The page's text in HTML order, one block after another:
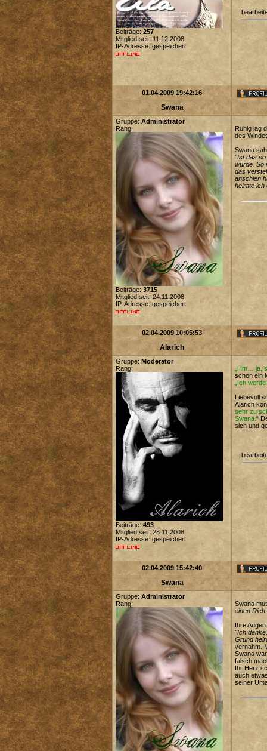
Beiträge: 257
Mitglied seit: 11.12.2008
IP-Adresse: gespeichert
01.04.2009 19:42:16
Swana
Gruppe: Administrator
Rang:
Beiträge: 3715
Mitglied seit: 24.11.2008
IP-Adresse: gespeichert
Ruhig lag
des
Swana
"Ist das
würde. So
das
anschien
heirate ich
02.04.2009 10:05:53
Alarich
Gruppe: Moderator
Rang:
Beiträge: 493
Mitglied seit: 28.11.2008
IP-Adresse: gespeichert
„Hm… ja,
schon ein
„Ich
Liebevoll
Alarich
sehr zu
Swana.“
sich und
02.04.2009 15:42:40
Swana
Gruppe: Administrator
Rang:
Swana
einen
Ihre
"Ich
Grund
vernahm.
Swana
falsch
Ihr Herz
auch
seiner